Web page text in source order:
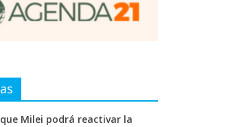
que Milei podrá reactivar la